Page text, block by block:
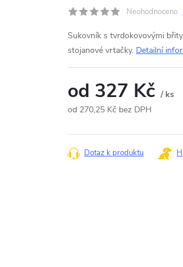
Neohodnoceno
Sukovník s tvrdokovovými
stojanové vrtačky. Detailní
od 327 Kč / ks
od 270,25 Kč bez DPH
cena:
Dotaz k produktu